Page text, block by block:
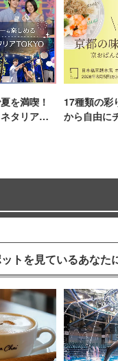
を満喫！
タリア
17種類の彩
から自由に
トを見ているあなた